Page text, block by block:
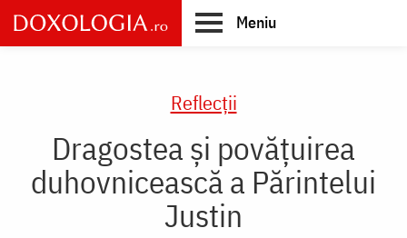
Skip
to
main
Meniu
Reflecții
Dragostea și povățuirea
duhovnicească a Părintelui
Justin